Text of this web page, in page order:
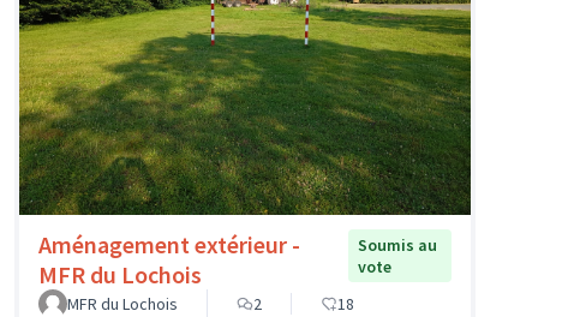
Aménagement extérieur -
MFR du Lochois
Soumis au
vote
MFR du Lochois
2 18